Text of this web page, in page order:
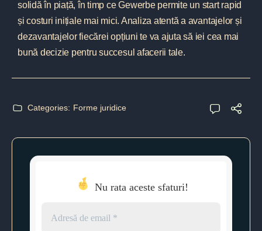
solidă în piață, în timp ce Gewerbe permite un start rapid
și costuri inițiale mai mici. Analiza atentă a avantajelor și
dezavantajelor fiecărei opțiuni te va ajuta să iei cea mai
bună decizie pentru succesul afacerii tale.
Categories: Forme juridice
Nu rata aceste sfaturi!
de